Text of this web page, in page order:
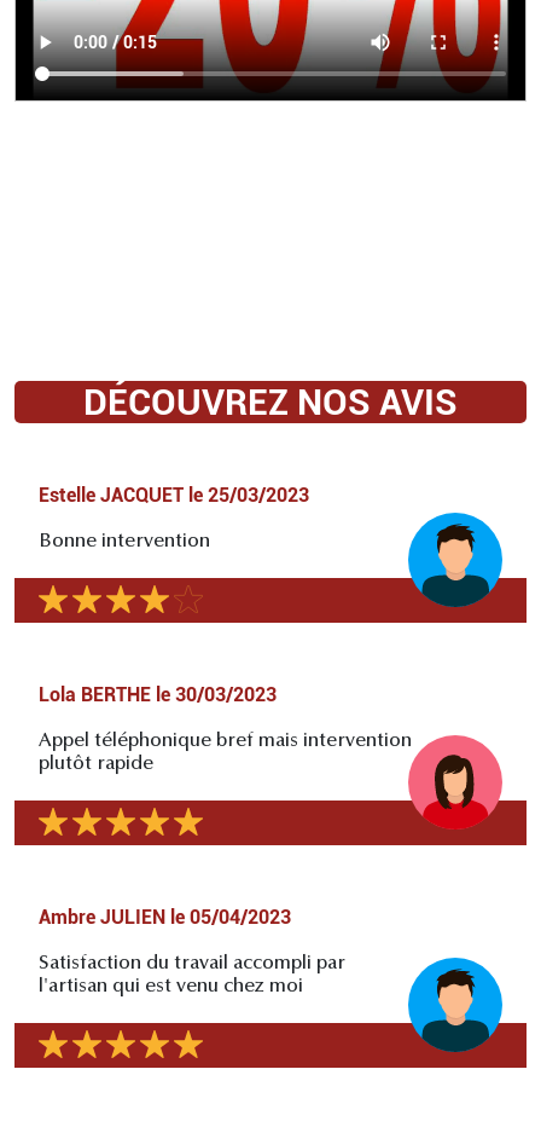
DÉCOUVREZ NOS AVIS
Estelle JACQUET le 25/03/2023
Bonne intervention
Lola BERTHE le 30/03/2023
Appel téléphonique bref mais intervention
plutôt rapide
Ambre JULIEN le 05/04/2023
Satisfaction du travail accompli par
l'artisan qui est venu chez moi